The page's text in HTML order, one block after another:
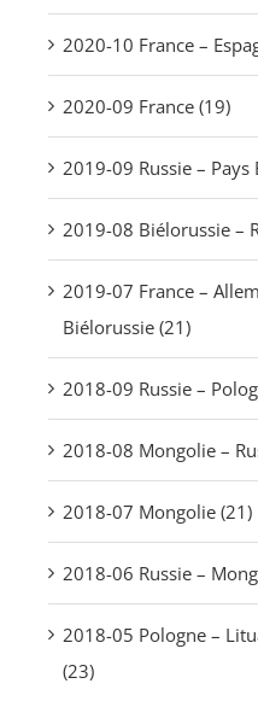
2020-10 France –
2020-09 France (19)
2019-09 Russie – Pays
2019-08 Biélorussie –
2019-07 France –
Biélorussie (21)
2018-09 Russie –
2018-08 Mongolie –
2018-07 Mongolie (21)
2018-06 Russie –
2018-05 Pologne –
(23)